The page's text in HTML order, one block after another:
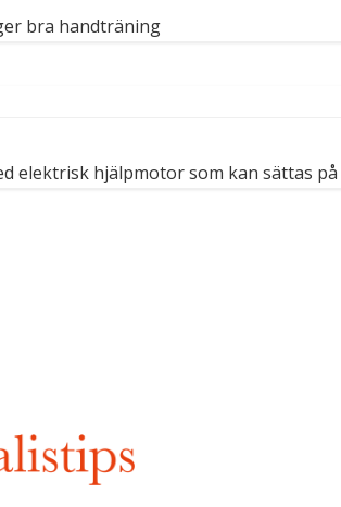
bra handträning
elektrisk hjälpmotor som kan sättas